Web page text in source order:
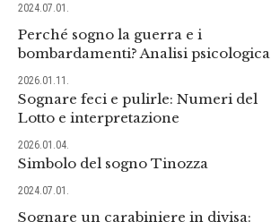
2024.07.01.
Perché sogno la guerra e i
bombardamenti? Analisi psicologica
2026.01.11.
Sognare feci e pulirle: Numeri del
Lotto e interpretazione
2026.01.04.
Simbolo del sogno Tinozza
2024.07.01.
Sognare un carabiniere in divisa: